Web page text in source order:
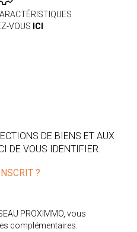
VOUS ICI
DE BIENS ET AUX
DE VOUS IDENTIFIER.
?
PROXIMMO, vous
complémentaires.